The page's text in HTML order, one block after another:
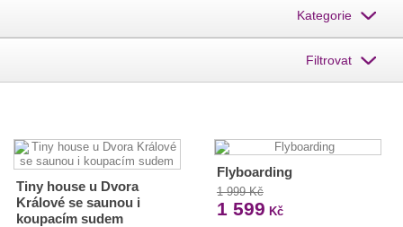
Kategorie
Filtrovat
Tiny house u Dvora
Králové se saunou i
koupacím sudem
Flyboarding
1 999 Kč
1 599 Kč